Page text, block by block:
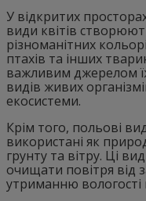
У відкритих
види квітів
різноманітних
птахів та інших
важливим джерелом
видів живих
екосистеми.
Крім того, польові
використані як
грунту та вітру. Ці
очищати повітря від
утриманню вологості